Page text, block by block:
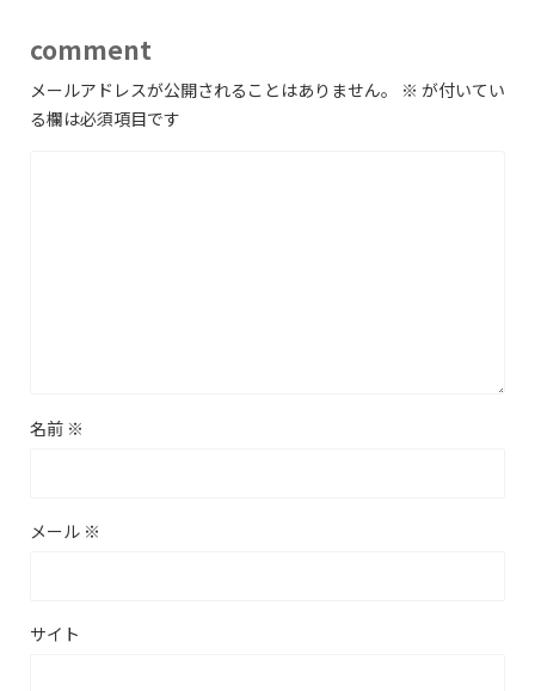
comment
メールアドレスが公開されることはありません。 ※ が付いてい
る欄は必須項目です
名前 ※
メール ※
サイト